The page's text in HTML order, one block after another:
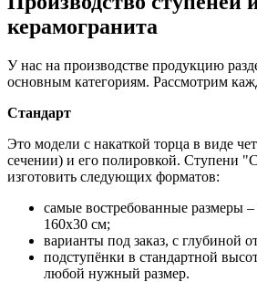
керамогранита
У нас на производстве продукцию
основным категориям. Рассмотрим
Стандарт
Это модели с накаткой торца в виде
сечении) и его полировкой. Ступени
изготовить следующих форматов:
самые востребованные размеры
160х30 см;
варианты под заказ, с глубиной
подступёнки в стандартной
любой нужный размер.